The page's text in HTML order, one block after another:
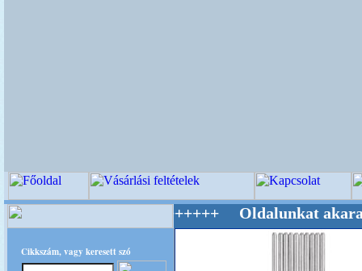
Cikkszám, vagy keresett szó
Mestere! +++++++ Oldalunkat akarattal